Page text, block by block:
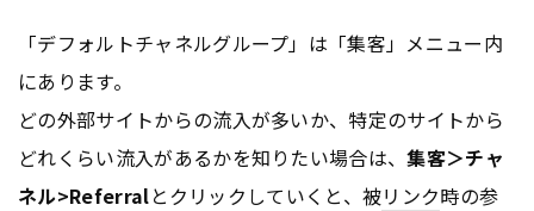
「デフォルトチャネルグループ」は「集客」メニュー内
にあります。
どの外部サイトからの流入が多いか、特定のサイトから
どれくらい流入があるかを知りたい場合は、集客＞チャ
ネル>Referralとクリックしていくと、被リンク時の参